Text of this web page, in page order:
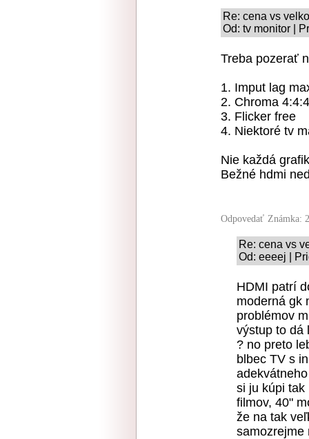
Re: cena vs
Od: tv monitor |
Treba pozerať
1. Imput lag
2. Chroma
3. Flicker free
4. Niektoré tv
Nie každá
Bežné hdmi
Odpovedať Známka:
Re: cena vs
Od: eeeej |
HDMI patrí
moderná gk
problémov
výstup to dá
? no preto
blbec TV s
si ju kúpi tak
filmov, 40"
že na tak
samozrejme